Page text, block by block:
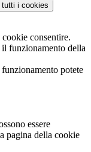
i cookies
consentire.
funzionamento della
potete
essere
pagina della cookie